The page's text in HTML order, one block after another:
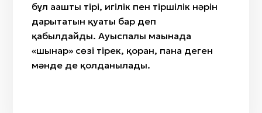
бұл ағашты тірі, игілік пен тіршілік нәрін
дарытатын қуаты бар деп
қабылдайды. Ауыспалы мағынада
«шынар» сөзі тірек, қорған, пана деген
мәнде де қолданылады.